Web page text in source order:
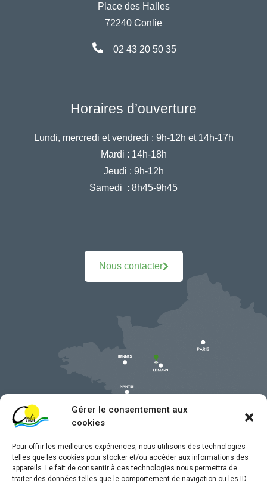
Gérer le consentement aux
cookies
Pour offrir les meilleures expériences, nous utilisons des technologies
telles que les cookies pour stocker et/ou accéder aux informations des
appareils. Le fait de consentir à ces technologies nous permettra de
traiter des données telles que le comportement de navigation ou les ID
Place des Halles
72240 Conlie
02 43 20 50 35
Horaires d’ouverture
Lundi, mercredi et vendredi : 9h-12h et 14h-17h
Mardi : 14h-18h
Jeudi : 9h-12h
Samedi : 8h45-9h45
Nous contacter